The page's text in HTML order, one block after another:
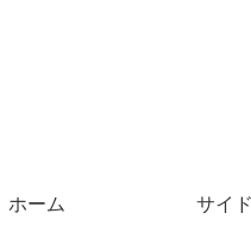
ホーム サイ